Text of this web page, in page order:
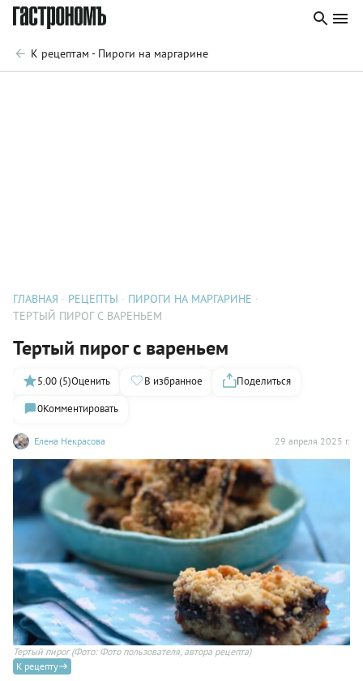
К рецептам - Пироги на маргарине
ГЛАВНАЯ РЕЦЕПТЫ
ПИРОГИ НА МАРГАРИНЕ
ТЕРТЫЙ ПИРОГ С ВАРЕНЬЕМ
Тертый пирог с вареньем
Елена Некрасова 29 апреля 2025 г.
5.00 (5)Оценить В избранное
Поделиться
0Комментировать
Тертый пирог(Фото: Фото пользователя, автора рецепта)
К рецепту